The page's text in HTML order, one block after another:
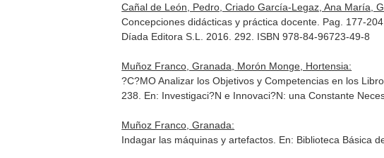
Cañal de León, Pedro, Criado García-Legaz, Ana María,
Concepciones didácticas y práctica docente. Pag. 177-204.
Díada Editora S.L. 2016. 292. ISBN 978-84-96723-49-8
Muñoz Franco, Granada, Morón Monge, Hortensia:
?C?MO Analizar los Objetivos y Competencias en los
238. En: Investigaci?N e Innovaci?N: una Constante
Muñoz Franco, Granada:
Indagar las máquinas y artefactos. En: Biblioteca Básica